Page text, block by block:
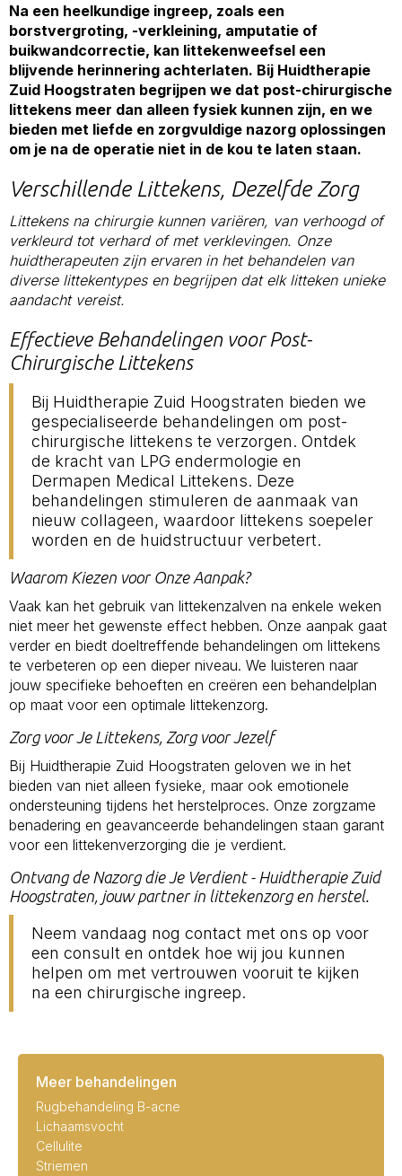
Na een heelkundige ingreep, zoals een
borstvergroting, -verkleining, amputatie of
buikwandcorrectie, kan littekenweefsel een
blijvende herinnering achterlaten. Bij Huidtherapie
Zuid Hoogstraten begrijpen we dat post-chirurgische
littekens meer dan alleen fysiek kunnen zijn, en we
bieden met liefde en zorgvuldige nazorg oplossingen
om je na de operatie niet in de kou te laten staan.
Verschillende Littekens, Dezelfde Zorg
Littekens na chirurgie kunnen variëren, van verhoogd of
verkleurd tot verhard of met verklevingen. Onze
huidtherapeuten zijn ervaren in het behandelen van
diverse littekentypes en begrijpen dat elk litteken unieke
aandacht vereist.
Effectieve Behandelingen voor Post-
Chirurgische Littekens
Bij Huidtherapie Zuid Hoogstraten bieden we
gespecialiseerde behandelingen om post-
chirurgische littekens te verzorgen. Ontdek
de kracht van LPG endermologie en
Dermapen Medical Littekens. Deze
behandelingen stimuleren de aanmaak van
nieuw collageen, waardoor littekens soepeler
worden en de huidstructuur verbetert.
Waarom Kiezen voor Onze Aanpak?
Vaak kan het gebruik van littekenzalven na enkele weken
niet meer het gewenste effect hebben. Onze aanpak gaat
verder en biedt doeltreffende behandelingen om littekens
te verbeteren op een dieper niveau. We luisteren naar
jouw specifieke behoeften en creëren een behandelplan
op maat voor een optimale littekenzorg.
Zorg voor Je Littekens, Zorg voor Jezelf
Bij Huidtherapie Zuid Hoogstraten geloven we in het
bieden van niet alleen fysieke, maar ook emotionele
ondersteuning tijdens het herstelproces. Onze zorgzame
benadering en geavanceerde behandelingen staan garant
voor een littekenverzorging die je verdient.
Ontvang de Nazorg die Je Verdient - Huidtherapie Zuid
Hoogstraten, jouw partner in littekenzorg en herstel.
Neem vandaag nog contact met ons op voor
een consult en ontdek hoe wij jou kunnen
helpen om met vertrouwen vooruit te kijken
na een chirurgische ingreep.
Meer behandelingen
Rugbehandeling B-acne
Lichaamsvocht
Cellulite
Striemen